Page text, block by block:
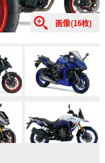
画像(16枚)